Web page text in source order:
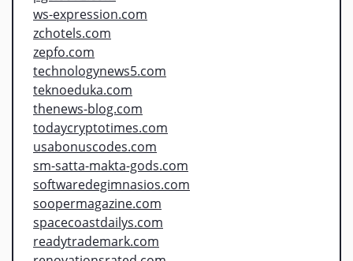
ws-expression.com
zchotels.com
zepfo.com
technologynews5.com
teknoeduka.com
thenews-blog.com
todaycryptotimes.com
usabonuscodes.com
sm-satta-makta-gods.com
softwaredegimnasios.com
soopermagazine.com
spacecoastdailys.com
readytrademark.com